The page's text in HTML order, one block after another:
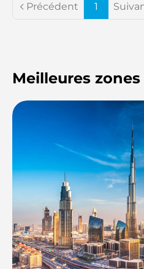
Précédent 1
Meilleures